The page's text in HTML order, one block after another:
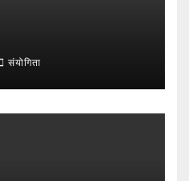
संयोगिता